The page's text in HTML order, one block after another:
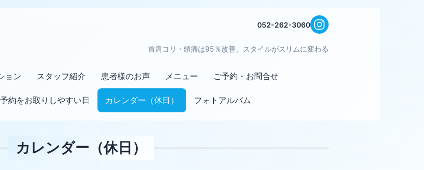
052-262-3060
首肩コリ・頭痛は95％改善、スタイルがスリムに変わる
ョン スタッフ紹介 患者様のお声 メニュー ご予約・お問合せ
予約をお取りしやすい日 カレンダー（休日） フォトアルバム
カレンダー（休日）